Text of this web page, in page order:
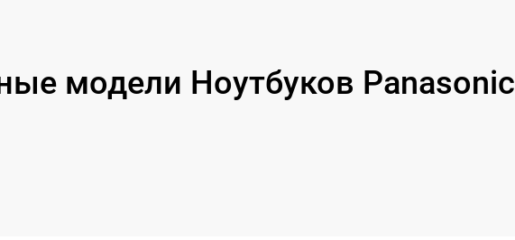
модели Ноутбуков Panasonic